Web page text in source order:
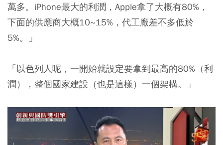
萬多。iPhone最大的利潤，Apple拿了大概有80%，
下面的供應商大概10~15%，代工廠差不多低於
5%。」
「以色列人呢，一開始就設定要拿到最高的80%（利
潤）
，整個國家建設（也是這樣）一個架構。」